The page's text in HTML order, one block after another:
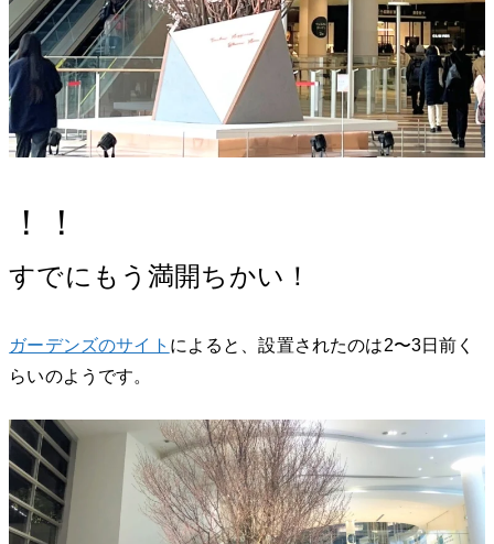
！！
すでにもう満開ちかい！
ガーデンズのサイト によると、設置されたのは2〜3日前く
らいのようです。